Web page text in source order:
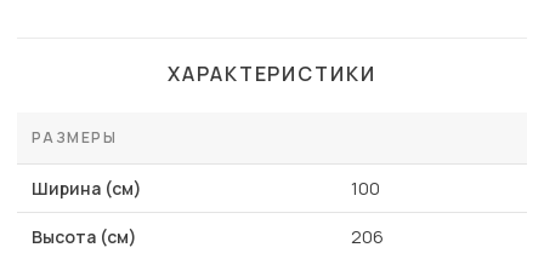
ХАРАКТЕРИСТИКИ
РАЗМЕРЫ
Ширина (см) 100
Высота (см) 206